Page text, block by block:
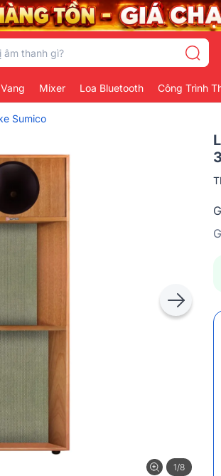
Vang Mixer Loa Bluetooth Công Trình
Sumico
1/8